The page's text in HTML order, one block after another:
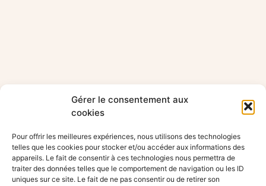
Gérer le consentement aux
cookies
Pour offrir les meilleures expériences, nous utilisons des technologies
telles que les cookies pour stocker et/ou accéder aux informations des
appareils. Le fait de consentir à ces technologies nous permettra de
traiter des données telles que le comportement de navigation ou les ID
uniques sur ce site. Le fait de ne pas consentir ou de retirer son